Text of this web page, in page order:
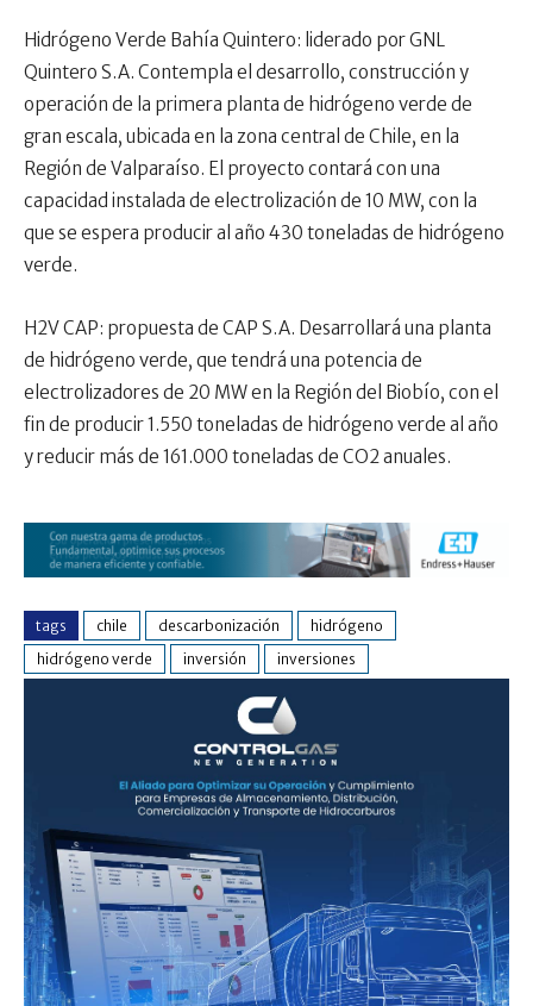
Hidrógeno Verde Bahía Quintero: liderado por GNL
Quintero S.A. Contempla el desarrollo, construcción y
operación de la primera planta de hidrógeno verde de
gran escala, ubicada en la zona central de Chile, en la
Región de Valparaíso. El proyecto contará con una
capacidad instalada de electrolización de 10 MW, con la
que se espera producir al año 430 toneladas de hidrógeno
verde.
H2V CAP: propuesta de CAP S.A. Desarrollará una planta
de hidrógeno verde, que tendrá una potencia de
electrolizadores de 20 MW en la Región del Biobío, con el
fin de producir 1.550 toneladas de hidrógeno verde al año
y reducir más de 161.000 toneladas de CO2 anuales.
tags chile descarbonización
hidrógeno
hidrógeno verde
inversión inversiones